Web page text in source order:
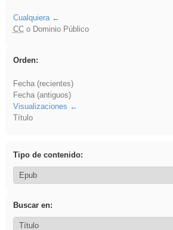
Cualquiera
CCo Dominio Público
Orden:
Fecha (recientes)
Fecha (antiguos)
Visualizaciones
Título
Tipo de contenido:
Buscar en: